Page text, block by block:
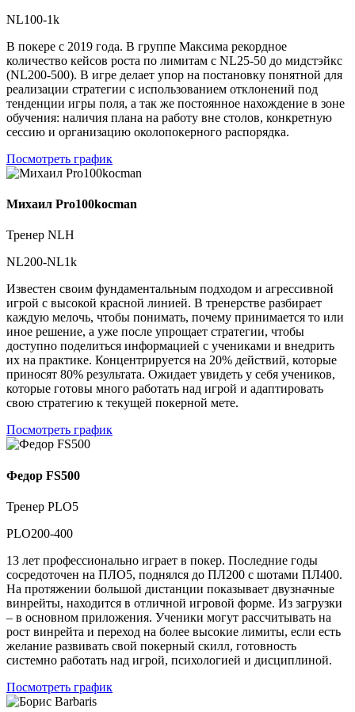
NL100-1k
В покере с 2019 года. В группе Максима рекордное
количество кейсов роста по лимитам с NL25-50 до мидстэйкс
(NL200-500). В игре делает упор на постановку понятной для
реализации стратегии с использованием отклонений под
тенденции игры поля, а так же постоянное нахождение в зоне
обучения: наличия плана на работу вне столов, конкретную
сессию и организацию околопокерного распорядка.
Посмотреть график
Михаил Pro100kocman
Тренер NLH
NL200-NL1k
Известен своим фундаментальным подходом и агрессивной
игрой с высокой красной линией. В тренерстве разбирает
каждую мелочь, чтобы понимать, почему принимается то или
иное решение, а уже после упрощает стратегии, чтобы
доступно поделиться информацией с учениками и внедрить
их на практике. Концентрируется на 20% действий, которые
приносят 80% результата. Ожидает увидеть у себя учеников,
которые готовы много работать над игрой и адаптировать
свою стратегию к текущей покерной мете.
Посмотреть график
Федор FS500
Тренер PLO5
PLO200-400
13 лет профессионально играет в покер. Последние годы
сосредоточен на ПЛО5, поднялся до ПЛ200 с шотами ПЛ400.
На протяжении большой дистанции показывает двузначные
винрейты, находится в отличной игровой форме. Из загрузки
– в основном приложения. Ученики могут рассчитывать на
рост винрейта и переход на более высокие лимиты, если есть
желание развивать свой покерный скилл, готовность
системно работать над игрой, психологией и дисциплиной.
Посмотреть график